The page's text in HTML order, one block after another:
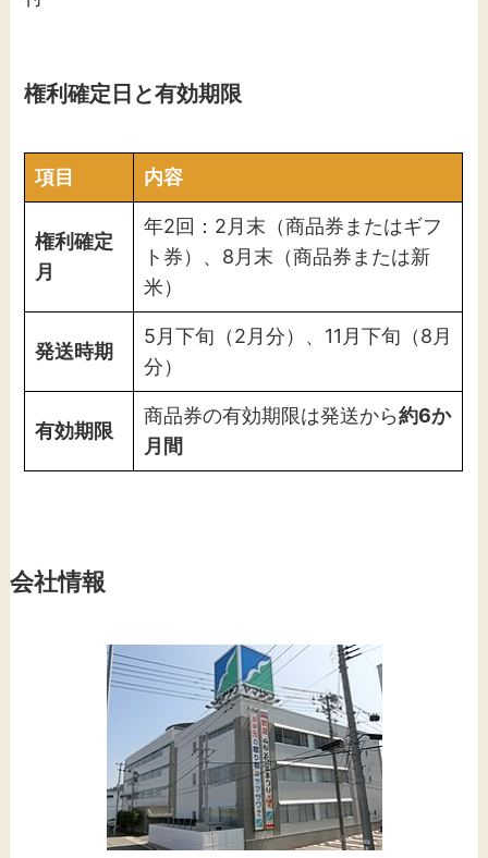
権利確定日と有効期限
項目 内容
権利確定
月
年2回：2月末（商品券またはギフ
ト券）、8月末（商品券または新
米）
発送時期
5月下旬（2月分）、11月下旬（8月
分）
有効期限
商品券の有効期限は発送から約6か
月間
会社情報